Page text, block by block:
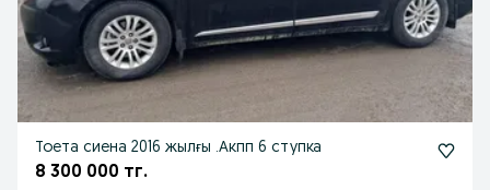
Тоета сиена 2016 жылғы .Акпп 6 ступка
8 300 000 тг.